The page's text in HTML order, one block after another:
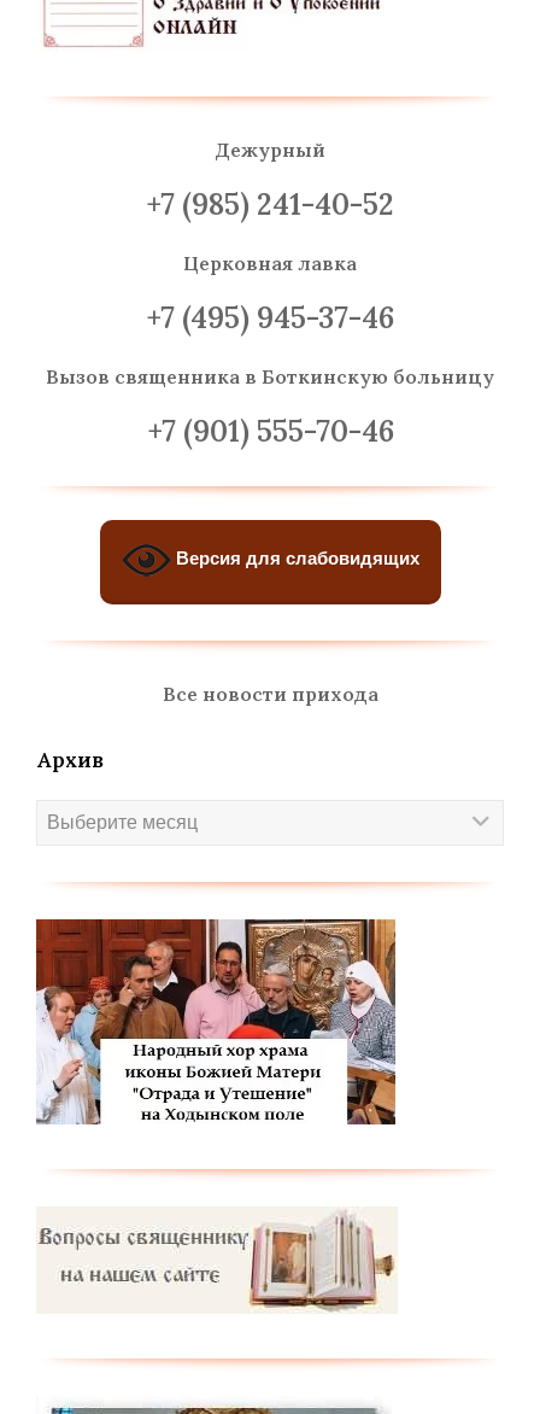
Дежурный
+7 (985) 241-40-52
Церковная лавка
+7 (495) 945-37-46
Вызов священника в Боткинскую больницу
+7 (901) 555-70-46
Версия для слабовидящих
Все новости прихода
Архив
Архив